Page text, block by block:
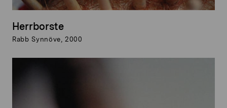
Herrborste
Rabb Synnöve, 2000